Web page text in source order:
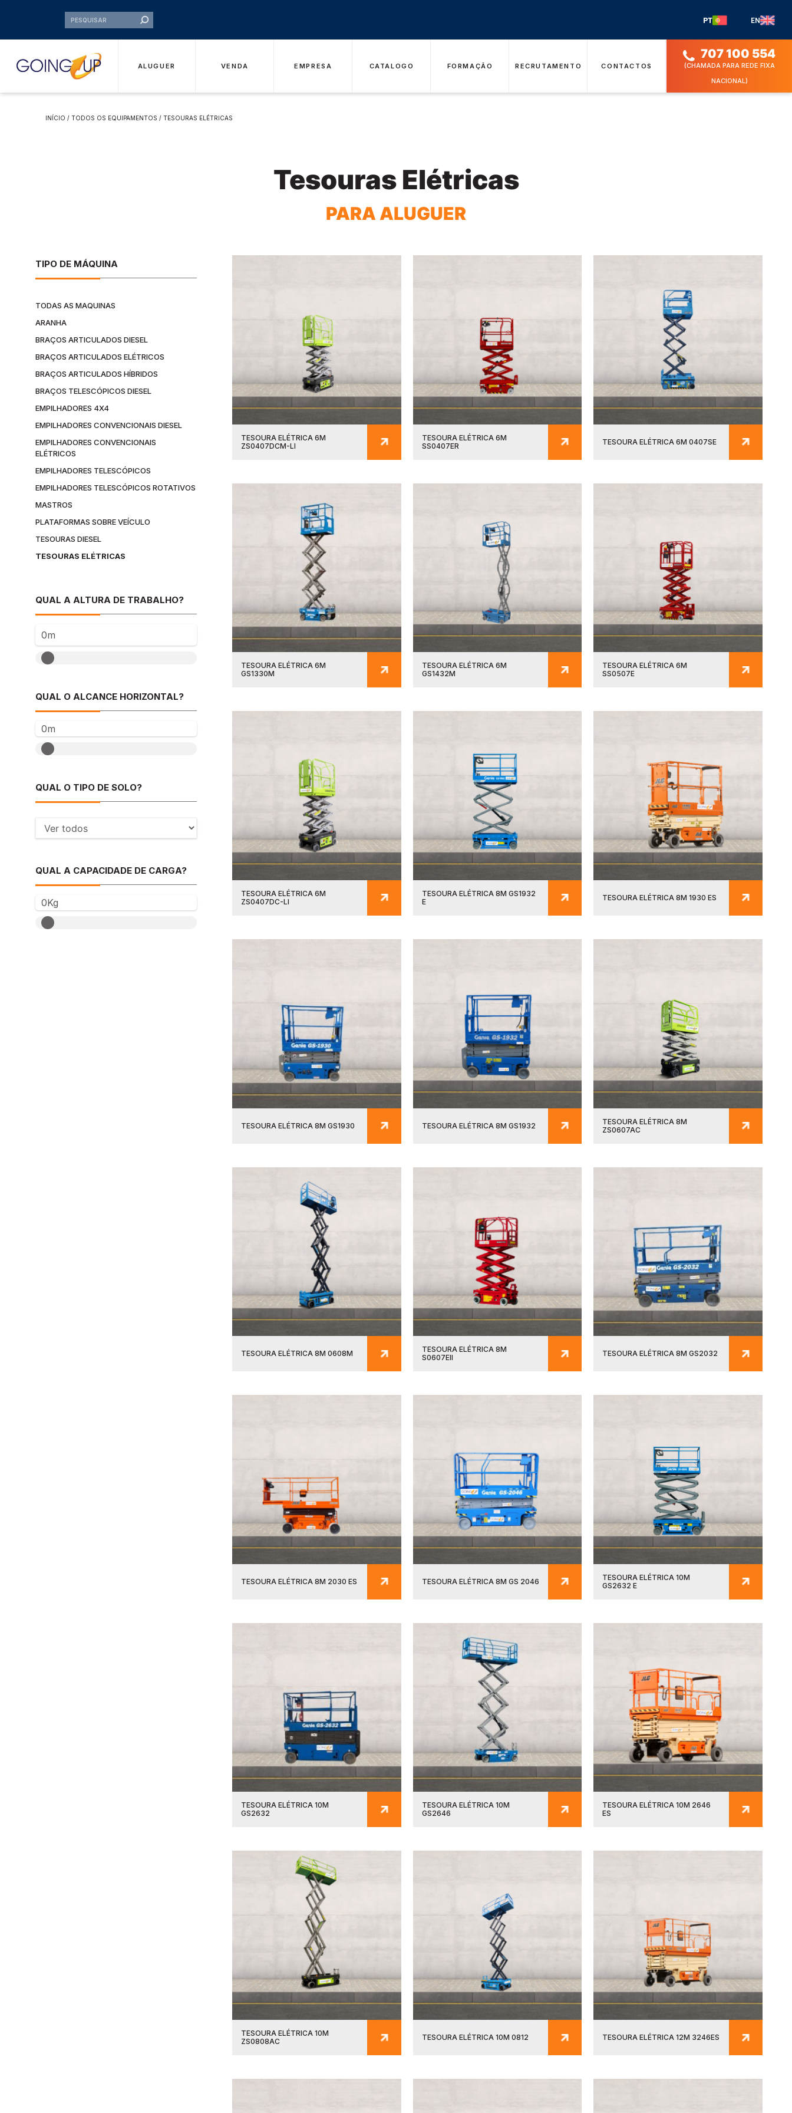
PT EN
ALUGUER VENDA EMPRESA CATALOGO FORMAÇÃO RECRUTAMENTO CONTACTOS
707 100 554
(CHAMADA PARA REDE FIXA
NACIONAL)
INÍCIO /TODOS OS EQUIPAMENTOS / TESOURAS ELÉTRICAS
Tesouras Elétricas
PARA ALUGUER
TIPO DE MÁQUINA
TODAS AS MAQUINAS
ARANHA
BRAÇOS ARTICULADOS DIESEL
BRAÇOS ARTICULADOS ELÉTRICOS
BRAÇOS ARTICULADOS HÍBRIDOS
BRAÇOS TELESCÓPICOS DIESEL
EMPILHADORES 4X4
EMPILHADORES CONVENCIONAIS DIESEL
EMPILHADORES CONVENCIONAIS
ELÉTRICOS
EMPILHADORES TELESCÓPICOS
EMPILHADORES TELESCÓPICOS ROTATIVOS
MASTROS
PLATAFORMAS SOBRE VEÍCULO
TESOURAS DIESEL
TESOURAS ELÉTRICAS
QUAL A ALTURA DE TRABALHO?
0m
QUAL O ALCANCE HORIZONTAL?
0m
QUAL O TIPO DE SOLO?
QUAL A CAPACIDADE DE CARGA?
0Kg
TESOURA ELÉTRICA 6M
ZS0407DCM-LI
TESOURA ELÉTRICA 6M
SS0407ER
TESOURA ELÉTRICA 6M 0407SE
TESOURA ELÉTRICA 6M
GS1330M
TESOURA ELÉTRICA 6M
GS1432M
TESOURA ELÉTRICA 6M
SS0507E
TESOURA ELÉTRICA 6M
ZS0407DC-LI
TESOURA ELÉTRICA 8M GS1932
E
TESOURA ELÉTRICA 8M 1930 ES
TESOURA ELÉTRICA 8M GS1930 TESOURA ELÉTRICA 8M GS1932
TESOURA ELÉTRICA 8M
ZS0607AC
TESOURA ELÉTRICA 8M 0608M
TESOURA ELÉTRICA 8M
S0607EII
TESOURA ELÉTRICA 8M GS2032
TESOURA ELÉTRICA 8M 2030 ES TESOURA ELÉTRICA 8M GS 2046
TESOURA ELÉTRICA 10M
GS2632 E
TESOURA ELÉTRICA 10M
GS2632
TESOURA ELÉTRICA 10M
GS2646
TESOURA ELÉTRICA 10M 2646
ES
TESOURA ELÉTRICA 10M
ZS0808AC
TESOURA ELÉTRICA 10M 0812 TESOURA ELÉTRICA 12M 3246ES